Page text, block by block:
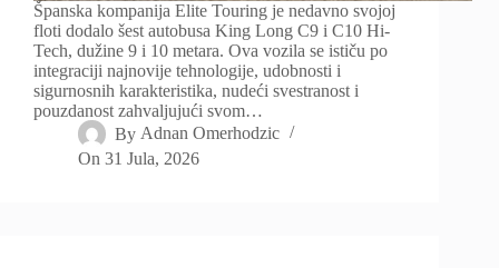
Španska kompanija Elite Touring je nedavno svojoj
floti dodalo šest autobusa King Long C9 i C10 Hi-
Tech, dužine 9 i 10 metara. Ova vozila se ističu po
integraciji najnovije tehnologije, udobnosti i
sigurnosnih karakteristika, nudeći svestranost i
pouzdanost zahvaljujući svom…
By Adnan Omerhodzic
On 31 Jula, 2026